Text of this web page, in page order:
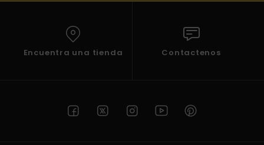
Encuentra una tienda Contactenos